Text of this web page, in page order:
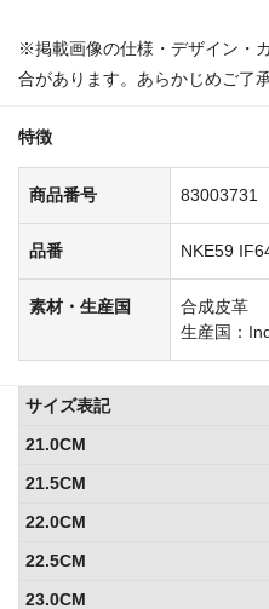
※掲載画像の仕様・デザイン・
合があります。あらかじめご了
特徴
商品番号 83003731
品番 NKE59
素材・生産国
合成皮革
生産国：
サイズ表記
21.0CM
21.5CM
22.0CM
22.5CM
23.0CM